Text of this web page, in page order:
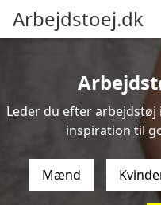
Arbejdstoej.dk
Leder du efter
inspiration til
Mænd